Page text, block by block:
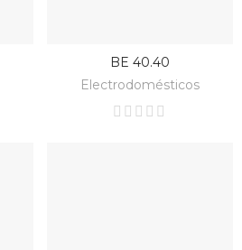
BAJO PEDIDO
BE 40.40
Electrodomésticos